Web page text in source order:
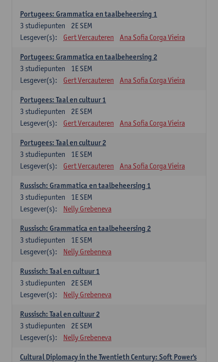
Portugees: Grammatica en taalbeheersing 1
2E SEM
3 studiepunten
Lesgever(s):
Gert Vercauteren Ana Sofia Corga Vieira
Portugees: Grammatica en taalbeheersing 2
1E SEM
3 studiepunten
Lesgever(s):
Gert Vercauteren Ana Sofia Corga Vieira
Portugees: Taal en cultuur 1
2E SEM
3 studiepunten
Lesgever(s):
Gert Vercauteren Ana Sofia Corga Vieira
Portugees: Taal en cultuur 2
1E SEM
3 studiepunten
Lesgever(s):
Gert Vercauteren Ana Sofia Corga Vieira
Russisch: Grammatica en taalbeheersing 1
1E SEM
3 studiepunten
Lesgever(s):
Nelly Grebeneva
Russisch: Grammatica en taalbeheersing 2
1E SEM
3 studiepunten
Lesgever(s):
Nelly Grebeneva
Russisch: Taal en cultuur 1
2E SEM
3 studiepunten
Lesgever(s):
Nelly Grebeneva
Russisch: Taal en cultuur 2
2E SEM
3 studiepunten
Lesgever(s):
Nelly Grebeneva
Cultural Diplomacy in the Twentieth Century: Soft Power's